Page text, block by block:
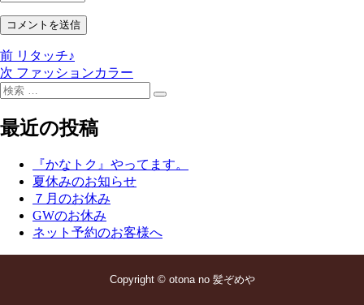
投
稿
ビ
前 前
の
投
リタッチ♪
次 次
の
稿:
ファッションカラー
検
検
最近の投稿
『かなトク』やってます。
夏休みのお知らせ
７月のお休み
GWのお休み
ネット予約のお客様へ
Copyright © otona no 髪ぞめや